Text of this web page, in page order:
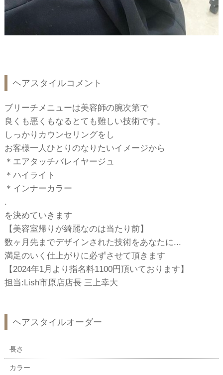
ヘアスタイルコメント
ブリーチメニューは美容師の腕次第で
良くも悪くもなるとても難しい技術です。
しっかりカウンセリングをし
お客様一人ひとりのなりたいイメージから
＊エアタッチバレイヤージュ
＊ハイライト
＊インナーカラー
.
を決めていきます
【美容室帰りが綺麗なのは当たり前】
数ヶ月先までデザインされた技術をあなたに...
満足のいく仕上がりに必ずさせて頂きます
【2024年1月より指名料1100円頂いております】
担当:Lish市原店店長 三上幸大
ヘアスタイルオーダー
長さ
カラー